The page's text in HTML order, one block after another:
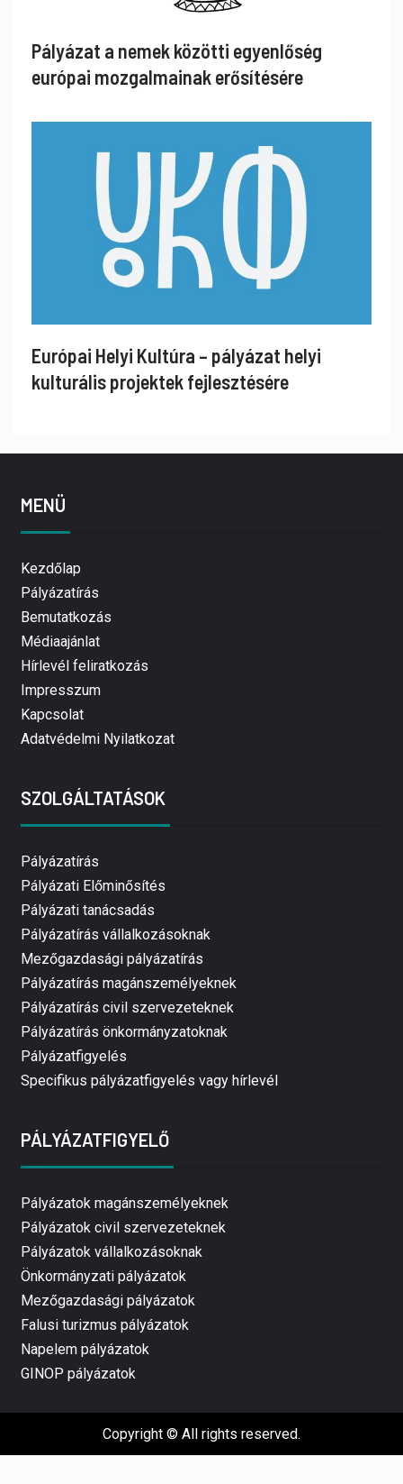
Pályázat a nemek közötti egyenlőség
európai mozgalmainak erősítésére
Európai Helyi Kultúra – pályázat helyi
kulturális projektek fejlesztésére
MENÜ
Kezdőlap
Pályázatírás
Bemutatkozás
Médiaajánlat
Hírlevél feliratkozás
Impresszum
Kapcsolat
Adatvédelmi Nyilatkozat
SZOLGÁLTATÁSOK
Pályázatírás
Pályázati Előminősítés
Pályázati tanácsadás
Pályázatírás vállalkozásoknak
Mezőgazdasági pályázatírás
Pályázatírás magánszemélyeknek
Pályázatírás civil szervezeteknek
Pályázatírás önkormányzatoknak
Pályázatfigyelés
Specifikus pályázatfigyelés vagy hírlevél
PÁLYÁZATFIGYELŐ
Pályázatok magánszemélyeknek
Pályázatok civil szervezeteknek
Pályázatok vállalkozásoknak
Önkormányzati pályázatok
Mezőgazdasági pályázatok
Falusi turizmus pályázatok
Napelem pályázatok
GINOP pályázatok
Copyright © All rights reserved.